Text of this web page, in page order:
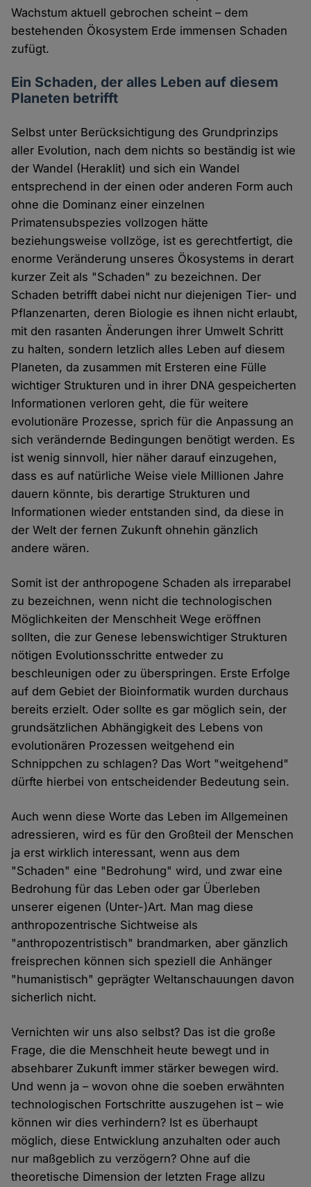
Wachstum aktuell gebrochen scheint – dem
bestehenden Ökosystem Erde immensen Schaden
zufügt.
Ein Schaden, der alles Leben auf diesem
Planeten betrifft
Selbst unter Berücksichtigung des Grundprinzips
aller Evolution, nach dem nichts so beständig ist wie
der Wandel (Heraklit) und sich ein Wandel
entsprechend in der einen oder anderen Form auch
ohne die Dominanz einer einzelnen
Primatensubspezies vollzogen hätte
beziehungsweise vollzöge, ist es gerechtfertigt, die
enorme Veränderung unseres Ökosystems in derart
kurzer Zeit als "Schaden" zu bezeichnen. Der
Schaden betrifft dabei nicht nur diejenigen Tier- und
Pflanzenarten, deren Biologie es ihnen nicht erlaubt,
mit den rasanten Änderungen ihrer Umwelt Schritt
zu halten, sondern letzlich alles Leben auf diesem
Planeten, da zusammen mit Ersteren eine Fülle
wichtiger Strukturen und in ihrer DNA gespeicherten
Informationen verloren geht, die für weitere
evolutionäre Prozesse, sprich für die Anpassung an
sich verändernde Bedingungen benötigt werden. Es
ist wenig sinnvoll, hier näher darauf einzugehen,
dass es auf natürliche Weise viele Millionen Jahre
dauern könnte, bis derartige Strukturen und
Informationen wieder entstanden sind, da diese in
der Welt der fernen Zukunft ohnehin gänzlich
andere wären.
Somit ist der anthropogene Schaden als irreparabel
zu bezeichnen, wenn nicht die technologischen
Möglichkeiten der Menschheit Wege eröffnen
sollten, die zur Genese lebenswichtiger Strukturen
nötigen Evolutionsschritte entweder zu
beschleunigen oder zu überspringen. Erste Erfolge
auf dem Gebiet der Bioinformatik wurden durchaus
bereits erzielt. Oder sollte es gar möglich sein, der
grundsätzlichen Abhängigkeit des Lebens von
evolutionären Prozessen weitgehend ein
Schnippchen zu schlagen? Das Wort "weitgehend"
dürfte hierbei von entscheidender Bedeutung sein.
Auch wenn diese Worte das Leben im Allgemeinen
adressieren, wird es für den Großteil der Menschen
ja erst wirklich interessant, wenn aus dem
"Schaden" eine "Bedrohung" wird, und zwar eine
Bedrohung für das Leben oder gar Überleben
unserer eigenen (Unter-)Art. Man mag diese
anthropozentrische Sichtweise als
"anthropozentristisch" brandmarken, aber gänzlich
freisprechen können sich speziell die Anhänger
"humanistisch" geprägter Weltanschauungen davon
sicherlich nicht.
Vernichten wir uns also selbst? Das ist die große
Frage, die die Menschheit heute bewegt und in
absehbarer Zukunft immer stärker bewegen wird.
Und wenn ja – wovon ohne die soeben erwähnten
technologischen Fortschritte auszugehen ist – wie
können wir dies verhindern? Ist es überhaupt
möglich, diese Entwicklung anzuhalten oder auch
nur maßgeblich zu verzögern? Ohne auf die
theoretische Dimension der letzten Frage allzu